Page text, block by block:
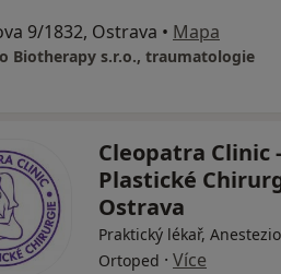
9/1832, Ostrava • Mapa
Biotherapy s.r.o., traumatologie
Cleopatra Clinic
Plastické
Ostrava
Praktický lékař,
Ortoped · Více